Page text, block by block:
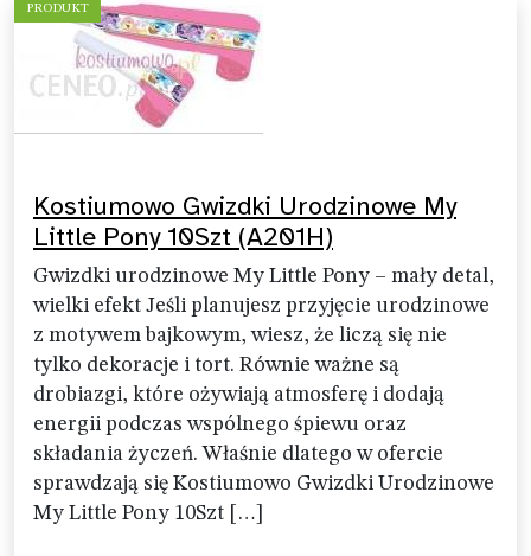
PRODUKT
Kostiumowo Gwizdki Urodzinowe My
Little Pony 10Szt (A201H)
Gwizdki urodzinowe My Little Pony – mały detal,
wielki efekt Jeśli planujesz przyjęcie urodzinowe
z motywem bajkowym, wiesz, że liczą się nie
tylko dekoracje i tort. Równie ważne są
drobiazgi, które ożywiają atmosferę i dodają
energii podczas wspólnego śpiewu oraz
składania życzeń. Właśnie dlatego w ofercie
sprawdzają się Kostiumowo Gwizdki Urodzinowe
My Little Pony 10Szt […]